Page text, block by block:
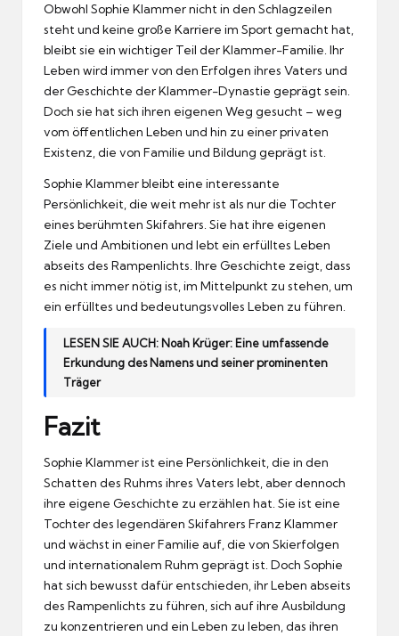
Obwohl Sophie Klammer nicht in den Schlagzeilen
steht und keine große Karriere im Sport gemacht hat,
bleibt sie ein wichtiger Teil der Klammer-Familie. Ihr
Leben wird immer von den Erfolgen ihres Vaters und
der Geschichte der Klammer-Dynastie geprägt sein.
Doch sie hat sich ihren eigenen Weg gesucht – weg
vom öffentlichen Leben und hin zu einer privaten
Existenz, die von Familie und Bildung geprägt ist.
Sophie Klammer bleibt eine interessante
Persönlichkeit, die weit mehr ist als nur die Tochter
eines berühmten Skifahrers. Sie hat ihre eigenen
Ziele und Ambitionen und lebt ein erfülltes Leben
abseits des Rampenlichts. Ihre Geschichte zeigt, dass
es nicht immer nötig ist, im Mittelpunkt zu stehen, um
ein erfülltes und bedeutungsvolles Leben zu führen.
LESEN SIE AUCH: Noah Krüger: Eine umfassende
Erkundung des Namens und seiner prominenten
Träger
Fazit
Sophie Klammer ist eine Persönlichkeit, die in den
Schatten des Ruhms ihres Vaters lebt, aber dennoch
ihre eigene Geschichte zu erzählen hat. Sie ist eine
Tochter des legendären Skifahrers Franz Klammer
und wächst in einer Familie auf, die von Skierfolgen
und internationalem Ruhm geprägt ist. Doch Sophie
hat sich bewusst dafür entschieden, ihr Leben abseits
des Rampenlichts zu führen, sich auf ihre Ausbildung
zu konzentrieren und ein Leben zu leben, das ihren